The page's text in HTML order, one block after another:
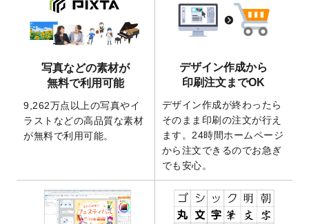
りました！
2025/12/22
【新商品】アクリルキーホルダーが作成で
きるようになりました！
2025/12/22
2026年版4月始まりのカレンダーデザイン
テンプレート
を公開いたしました。
開いたしました。
2025/9/30
【新商品】クリアファイルバッグ が作成で
きるようになりました！
2026年午年の年賀状デザインテンプレート
を公開いたしました。
2025/9/10
喪中はがき・寒中見舞いのデザインテンプ
レートを公開いたしました。
写真などの素材が
無料で利用可能
9,262万点以上の写真やイ
ラストなどの高品質な素材
が無料で利用可能。
デザイン作成から
印刷注文までOK
デザイン作成が終わったら
そのまま印刷の注文が行え
ます。24時間ホームページ
から注文できるのでお急ぎ
でも安心。